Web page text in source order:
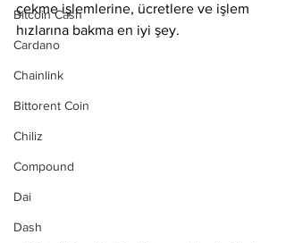
Bitcoin Cash
Cardano
Chainlink
Bittorent Coin
Chiliz
Compound
Dai
Dash
çekme işlemlerine, ücretlere ve işlem
hızlarına bakma en iyi şey.